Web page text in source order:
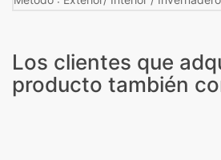
Los clientes que
producto también